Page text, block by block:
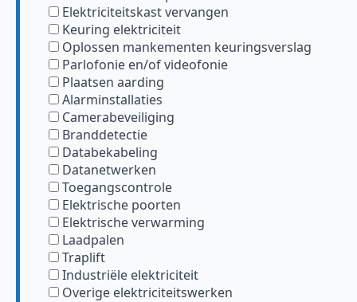
Elektriciteitskast vervangen
Keuring elektriciteit
Oplossen mankementen keuringsverslag
Parlofonie en/of videofonie
Plaatsen aarding
Alarminstallaties
Camerabeveiliging
Branddetectie
Databekabeling
Datanetwerken
Toegangscontrole
Elektrische poorten
Elektrische verwarming
Laadpalen
Traplift
Industriële elektriciteit
Overige elektriciteitswerken